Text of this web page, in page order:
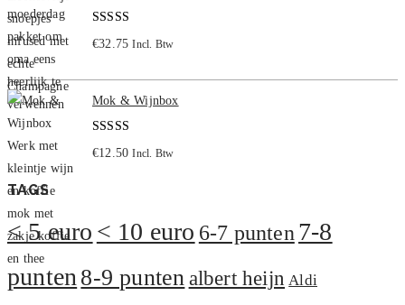
Gewaardeerd
€32.75 Incl. Btw
Mok & Wijnbox
Gewaardeerd
€12.50 Incl. Btw
TAGS
< 5 euro < 10 euro 6-7 punten 7-8
punten 8-9 punten albert heijn Aldi